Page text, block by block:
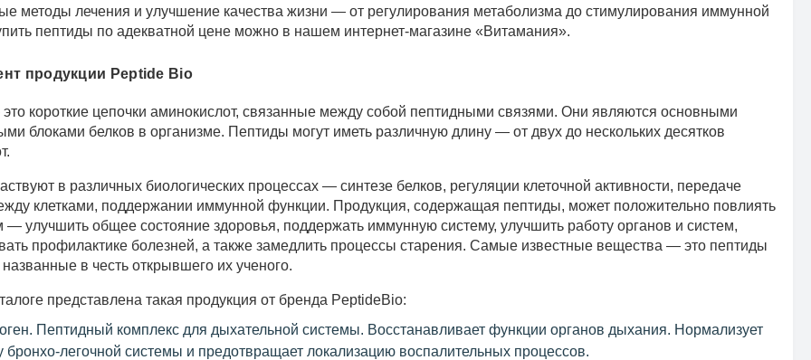
методы лечения и улучшение качества жизни — от регулирования метаболизма до стимулирования иммунной
пептиды по адекватной цене можно в нашем интернет-магазине «Витамания».
продукции Peptide Bio
короткие цепочки аминокислот, связанные между собой пептидными связями. Они являются основными
блоками белков в организме. Пептиды могут иметь различную длину — от двух до нескольких десятков
в различных биологических процессах — синтезе белков, регуляции клеточной активности, передаче
клетками, поддержании иммунной функции. Продукция, содержащая пептиды, может положительно повлиять
— улучшить общее состояние здоровья, поддержать иммунную систему, улучшить работу органов и систем,
профилактике болезней, а также замедлить процессы старения. Самые известные вещества — это пептиды
в честь открывшего их ученого.
представлена такая продукция от бренда PeptideBio:
Пептидный комплекс для дыхательной системы. Восстанавливает функции органов дыхания. Нормализует
бронхо-легочной системы и предотвращает локализацию воспалительных процессов.